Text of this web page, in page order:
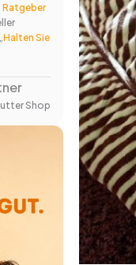
Ratgeber
Halten Sie
Shop